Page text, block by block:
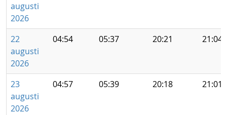
augusti
2026
22
augusti
2026
04:54 05:37 20:21 21:04
23
augusti
2026
04:57 05:39 20:18 21:01